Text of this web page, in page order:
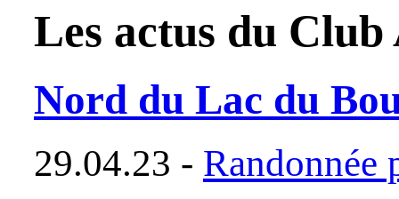
Les actus du Club
Nord du Lac du
29.04.23 - Randonnée